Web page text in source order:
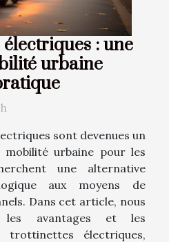
: une
urbaine
sont devenues un
mobilité urbaine pour les
une alternative
aux moyens de
Dans cet article, nous
les avantages et les
trottinettes électriques,